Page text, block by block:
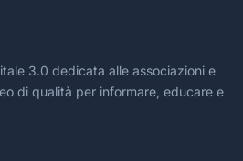
3.0 dedicata alle associazioni e
di qualità per informare, educare e